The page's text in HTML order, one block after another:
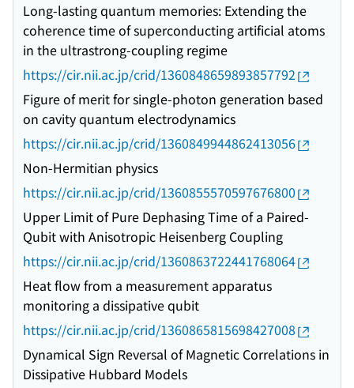
Long-lasting quantum memories: Extending the
coherence time of superconducting artificial atoms
in the ultrastrong-coupling regime
https://cir.nii.ac.jp/crid/1360848659893857792
Figure of merit for single-photon generation based
on cavity quantum electrodynamics
https://cir.nii.ac.jp/crid/1360849944862413056
Non-Hermitian physics
https://cir.nii.ac.jp/crid/1360855570597676800
Upper Limit of Pure Dephasing Time of a Paired-
Qubit with Anisotropic Heisenberg Coupling
https://cir.nii.ac.jp/crid/1360863722441768064
Heat flow from a measurement apparatus
monitoring a dissipative qubit
https://cir.nii.ac.jp/crid/1360865815698427008
Dynamical Sign Reversal of Magnetic Correlations in
Dissipative Hubbard Models